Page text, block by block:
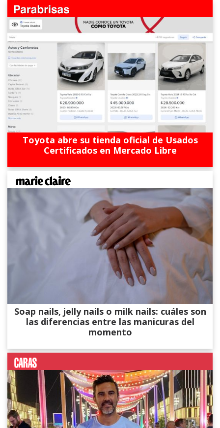
Toyota abre su tienda oficial de Usados
Certificados en Mercado Libre
Soap nails, jelly nails o milk nails: cuáles son
las diferencias entre las manicuras del
momento